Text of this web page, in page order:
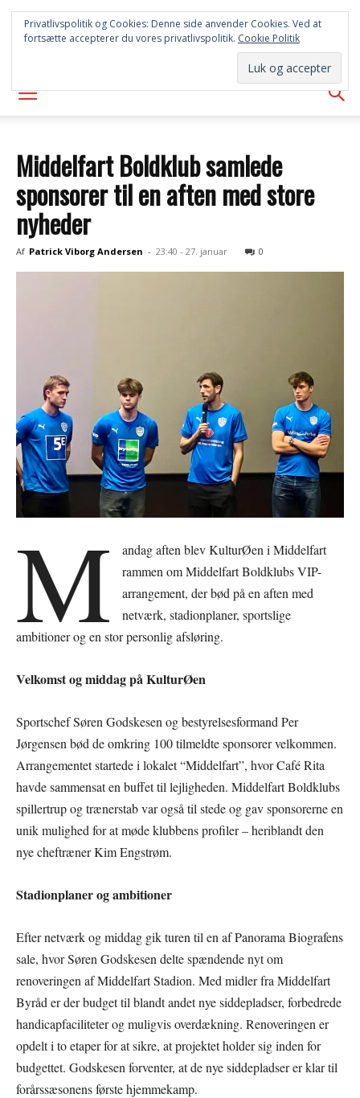
SYD
AVISEN
Middelfart Boldklub samlede
sponsorer til en aften med store
nyheder
Af Patrick Viborg Andersen - 23:40 - 27. januar 0
M
andag aften blev KulturØen i Middelfart
rammen om Middelfart Boldklubs VIP-
arrangement, der bød på en aften med
netværk, stadionplaner, sportslige
ambitioner og en stor personlig afsløring.
Velkomst og middag på KulturØen
Sportschef Søren Godskesen og bestyrelsesformand Per
Jørgensen bød de omkring 100 tilmeldte sponsorer velkommen.
Arrangementet startede i lokalet “Middelfart”, hvor Café Rita
havde sammensat en buffet til lejligheden. Middelfart Boldklubs
spillertrup og trænerstab var også til stede og gav sponsorerne en
unik mulighed for at møde klubbens profiler – heriblandt den
nye cheftræner Kim Engstrøm.
Stadionplaner og ambitioner
Efter netværk og middag gik turen til en af Panorama Biografens
sale, hvor Søren Godskesen delte spændende nyt om
renoveringen af Middelfart Stadion. Med midler fra Middelfart
Byråd er der budget til blandt andet nye siddepladser, forbedrede
handicapfaciliteter og muligvis overdækning. Renoveringen er
opdelt i to etaper for at sikre, at projektet holder sig inden for
budgettet. Godskesen forventer, at de nye siddepladser er klar til
forårssæsonens første hjemmekamp.
Privatlivspolitik og Cookies: Denne side anvender Cookies. Ved at
fortsætte accepterer du vores privatlivspolitik. Cookie Politik